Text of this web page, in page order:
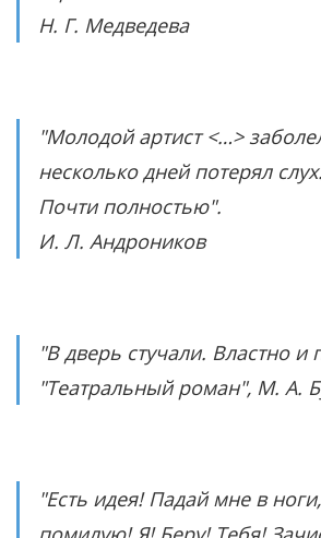
Н. Г. Медведева
"Молодой артист <…>
несколько дней потерял
Почти полностью".
И. Л. Андроников
"В дверь стучали. Властно и
"Театральный роман", М. А.
"Есть идея! Падай мне в